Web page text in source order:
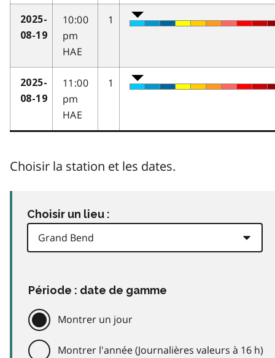
2025-
08-19
10:00
pm
HAE
1
2025-
08-19
11:00
pm
HAE
1
Choisir la station et les dates.
Choisir un lieu :
Période : date de gamme
Montrer un jour
Montrer l'année (Journalières valeurs à 16 h)